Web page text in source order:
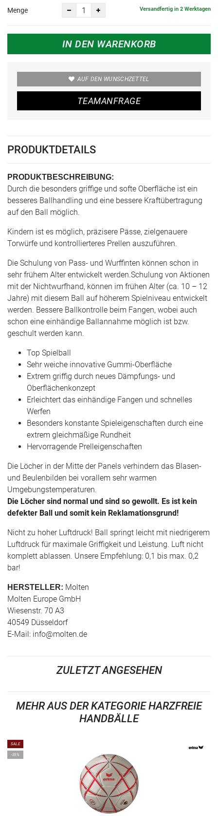
Menge Versandfertig in 2 Werktagen
IN DEN WARENKORB
AUF DEN WUNSCHZETTEL
TEAMANFRAGE
PRODUKTDETAILS
PRODUKTBESCHREIBUNG:
Durch die besonders griffige und softe Oberfläche ist ein
besseres Ballhandling und eine bessere Kraftübertragung
auf den Ball möglich.
Kindern ist es möglich, präzisere Pässe, zielgenauere
Torwürfe und kontrollierteres Prellen auszuführen.
Die Schulung von Pass- und Wurffinten können schon in
sehr frühem Alter entwickelt werden.Schulung von Aktionen
mit der Nichtwurfhand, können im frühen Alter (ca. 10 – 12
Jahre) mit diesem Ball auf höherem Spielniveau entwickelt
werden. Bessere Ballkontrolle beim Fangen, wobei auch
schon eine einhändige Ballannahme möglich ist bzw.
geschult werden kann.
Top Spielball
Sehr weiche innovative Gummi-Oberfläche
Extrem griffig durch neues Dämpfungs- und
Oberflächenkonzept
Erleichtert das einhändige Fangen und schnelles
Werfen
Besonders konstante Spieleigenschaften durch eine
extrem gleichmäßige Rundheit
Hervorragende Prelleigenschaften
Die Löcher in der Mitte der Panels verhindern das Blasen-
und Beulenbilden bei vorallem sehr warmen
Umgebungstemperaturen.
Die Löcher sind normal und sind so gewollt. Es ist kein
defekter Ball und somit kein Reklamationsgrund!
Nicht zu hoher Luftdruck! Ball springt leicht mit niedrigerem
Luftdruck für maximale Griffigkeit und Leistung. Luft nicht
komplett ablassen. Unsere Empfehlung: 0,1 bis max. 0,2
bar!
HERSTELLER: Molten
Molten Europe GmbH
Wiesenstr. 70 A3
40549 Düsseldorf
E-Mail: info@molten.de
ZULETZT ANGESEHEN
MEHR AUS DER KATEGORIE HARZFREIE
HANDBÄLLE
SALE
-35%